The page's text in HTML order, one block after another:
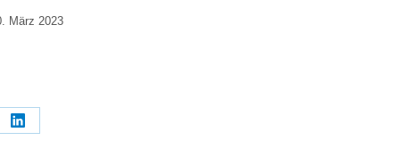
März 2023
Share